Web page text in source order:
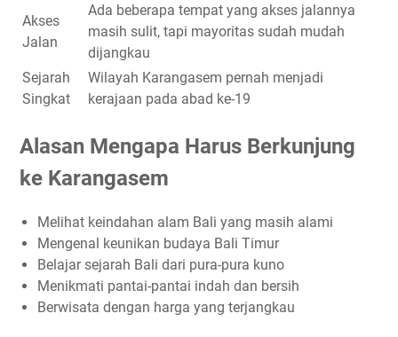
Akses
Jalan
Ada beberapa tempat yang akses jalannya
masih sulit, tapi mayoritas sudah mudah
dijangkau
Sejarah
Singkat
Wilayah Karangasem pernah menjadi
kerajaan pada abad ke-19
Alasan Mengapa Harus Berkunjung
ke Karangasem
Melihat keindahan alam Bali yang masih alami
Mengenal keunikan budaya Bali Timur
Belajar sejarah Bali dari pura-pura kuno
Menikmati pantai-pantai indah dan bersih
Berwisata dengan harga yang terjangkau